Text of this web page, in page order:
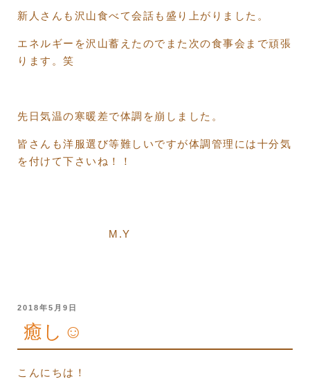
新人さんも沢山食べて会話も盛り上がりました。
エネルギーを沢山蓄えたのでまた次の食事会まで頑張
ります。笑
先日気温の寒暖差で体調を崩しました。
皆さんも洋服選び等難しいですが体調管理には十分気
を付けて下さいね！！
M.Y
投
日:
2018年5月9日
癒し☺︎
こんにちは！